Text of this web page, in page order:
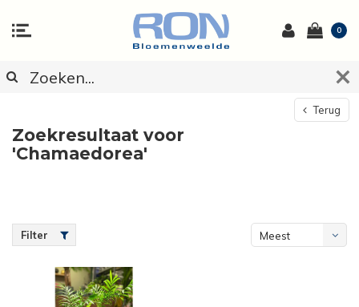
0
Terug
Zoekresultaat voor
'Chamaedorea'
Filter
Meest